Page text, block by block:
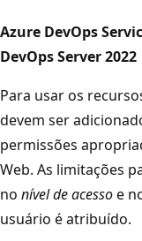
Azure DevOps
DevOps Server 2022
Para usar os
devem ser
permissões
Web. As limitações
no nível de acessoe
usuário é atribuído.